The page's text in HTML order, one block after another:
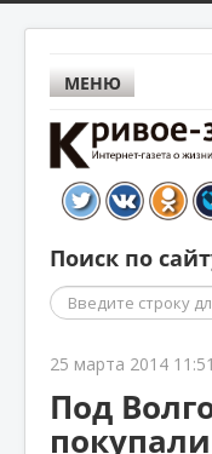
МЕНЮ
Поиск по
Поиск
25 марта 2014 11:51
Под